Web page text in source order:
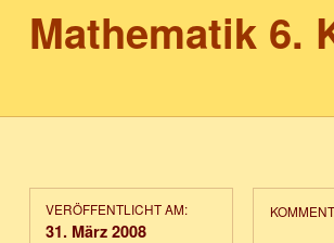
Mathematik 6.
VERÖFFENTLICHT AM:
31. März 2008